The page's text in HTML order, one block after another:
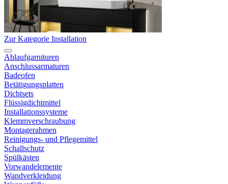
Zur Kategorie Installation
Ablaufgarnituren
Anschlussarmaturen
Badeofen
Betätigungsplatten
Dichtsets
Flüssigdichtmittel
Installationssysteme
Klemmverschraubung
Montagerahmen
Reinigungs- und Pflegemittel
Schallschutz
Spülkästen
Vorwandelemente
Wandverkleidung